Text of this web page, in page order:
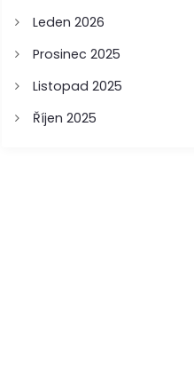
Leden 2026
Prosinec 2025
Listopad 2025
Říjen 2025